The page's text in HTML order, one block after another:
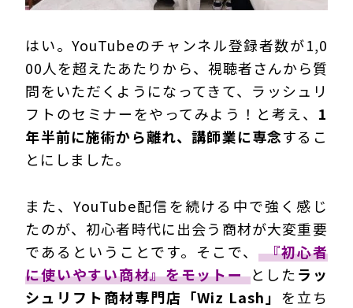
はい。YouTubeのチャンネル登録者数が1,0
00人を超えたあたりから、視聴者さんから質
問をいただくようになってきて、ラッシュリ
フトのセミナーをやってみよう！と考え、 1
年半前に施術から離れ、講師業に専念するこ
とにしました。
また、YouTube配信を続ける中で強く感じ
たのが、初心者時代に出会う商材が大変重要
であるということです。そこで、
『初心者
に使いやすい商材』をモットー とした ラッ
シュリフト商材専門店「Wiz Lash」 を立ち